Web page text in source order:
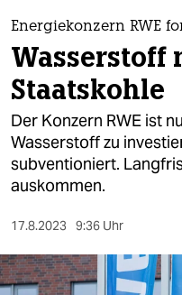
themen
politik
öko
gesellschaft
kultur
sport
berlin
Energiekonzern RWE
Wasserstoff
Staatskohle
Der Konzern RWE ist
Wasserstoff zu
subventioniert.
auskommen.
17.8.2023 9:36 Uhr